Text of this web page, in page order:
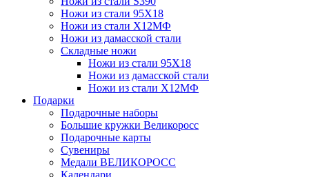
Ножи из стали 95X18
Ножи из стали Х12МФ
Ножи из дамасской стали
Складные ножи
Ножи из стали 95X18
Ножи из дамасской стали
Ножи из стали Х12МФ
Подарки
Подарочные наборы
Большие кружки Великоросс
Подарочные карты
Сувениры
Медали ВЕЛИКОРОСС
Календари